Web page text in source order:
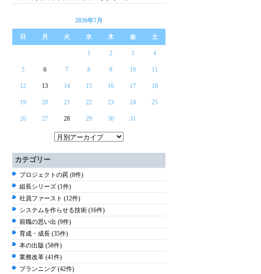
2026年7月
日 月 火 水 木 金 土
1 2 3 4
5 6 7 8 9 10 11
12 13 14 15 16 17 18
19 20 21 22 23 24 25
26 27 28 29 30 31
カテゴリー
プロジェクトの罠 (8件)
組長シリーズ (1件)
社員ファースト (12件)
システムを作らせる技術 (16件)
前職の思い出 (9件)
育成・成長 (35件)
本の出版 (58件)
業務改革 (41件)
プランニング (42件)